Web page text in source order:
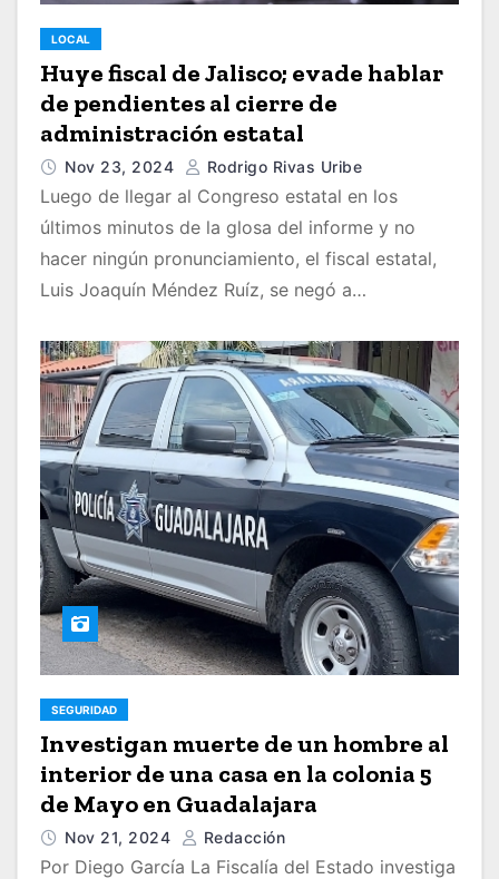
LOCAL
Huye fiscal de Jalisco; evade hablar
de pendientes al cierre de
administración estatal
Nov 23, 2024 Rodrigo Rivas Uribe
Luego de llegar al Congreso estatal en los
últimos minutos de la glosa del informe y no
hacer ningún pronunciamiento, el fiscal estatal,
Luis Joaquín Méndez Ruíz, se negó a…
SEGURIDAD
Investigan muerte de un hombre al
interior de una casa en la colonia 5
de Mayo en Guadalajara
Nov 21, 2024 Redacción
Por Diego García La Fiscalía del Estado investiga